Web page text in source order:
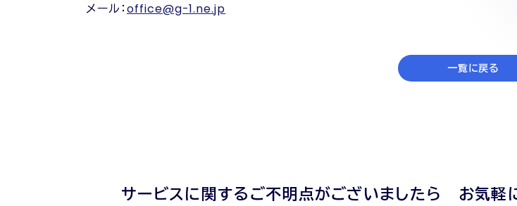
メール：office@g-1.ne.jp
一覧に戻る
サービスに関するご不明点がございましたら お気軽